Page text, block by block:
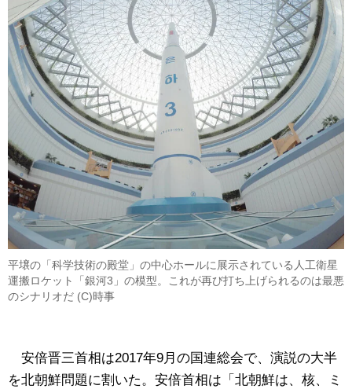
平壌の「科学技術の殿堂」の中心ホールに展示されている人工衛星
運搬ロケット「銀河3」の模型。これが再び打ち上げられるのは最悪
のシナリオだ (C)時事
安倍晋三首相は2017年9月の国連総会で、演説の大半
を北朝鮮問題に割いた。安倍首相は「北朝鮮は、核、ミ